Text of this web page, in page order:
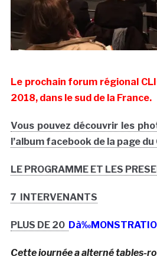
Le prochain forum régional
2018, dans le sud de la France.
Vous pouvez découvrir les
l’album facebook de la page du
LE PROGRAMME ET LES
7 INTERVENANTS
PLUS DE 20
Cette journée a alterné tables-